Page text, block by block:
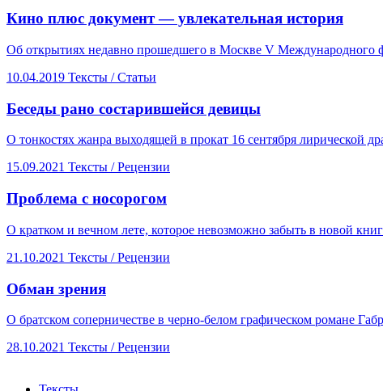
​Кино плюс документ — увлекательная история
Об открытиях недавно прошедшего в Москве V Международного
10.04.2019 Тексты /Статьи
Беседы рано состарившейся девицы
О тонкостях жанра выходящей в прокат 16 сентября
15.09.2021 Тексты /Рецензии
​Проблема с носорогом
О кратком и вечном лете, которое невозможно забыть в новой
21.10.2021 Тексты /Рецензии
​Обман зрения
О братском соперничестве в черно-белом графическом романе
28.10.2021 Тексты /Рецензии